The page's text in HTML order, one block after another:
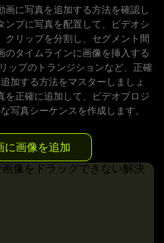
画に写真を追加する方法を確認し
ンプに写真を配置して、ビデオシ
クリップを分割し、セグメント間
のタイムラインに画像を挿入する
ップのトランジションなど、正確
加する方法をマスターしましょ
を正確に追加して、ビデオプロジ
写真シーケンスを作成します。
に画像を追加